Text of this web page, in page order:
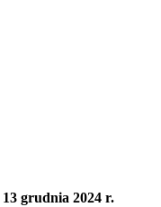
grudnia 2024 r.